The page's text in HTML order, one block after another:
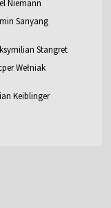
Niemann
Sanyang
Stangret
Wełniak
Keiblinger